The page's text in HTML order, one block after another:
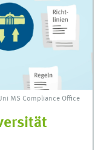
MS Compliance Office